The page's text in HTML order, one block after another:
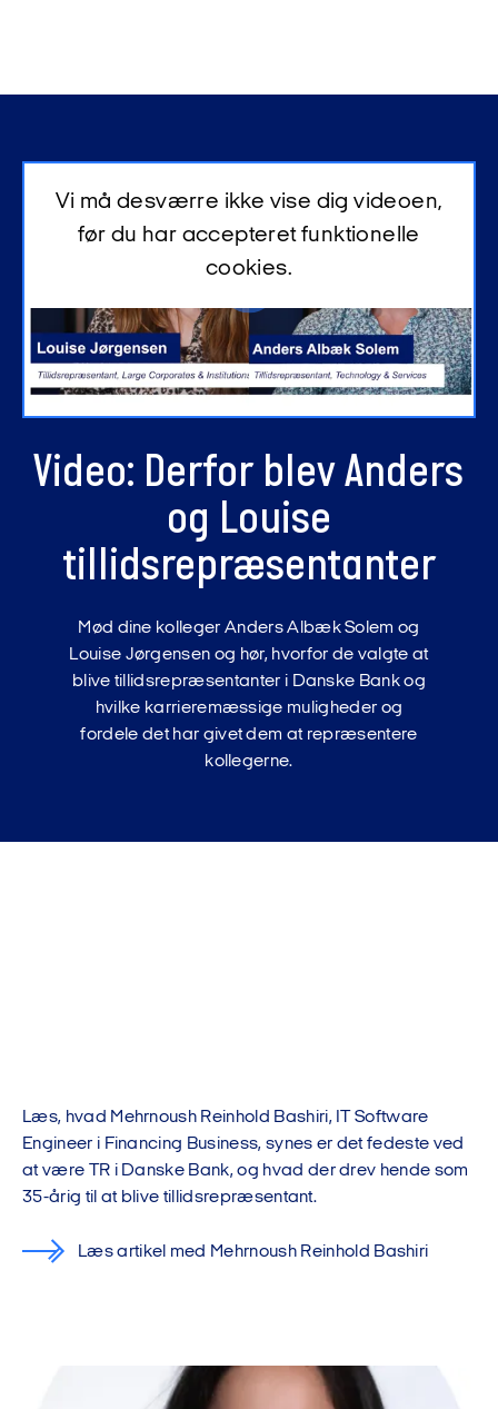
Video: Derfor blev Anders
og Louise
tillidsrepræsentanter
Mød dine kolleger Anders Albæk Solem og
Louise Jørgensen og hør, hvorfor de valgte at
blive tillidsrepræsentanter i Danske Bank og
hvilke karrieremæssige muligheder og
fordele det har givet dem at repræsentere
kollegerne.
Vi må desværre ikke vise dig videoen,
før du har accepteret funktionelle
cookies.
Læs, hvad Mehrnoush Reinhold Bashiri, IT Software
Engineer i Financing Business, synes er det fedeste ved
at være TR i Danske Bank, og hvad der drev hende som
35-årig til at blive tillidsrepræsentant.
Læs artikel med Mehrnoush Reinhold Bashiri